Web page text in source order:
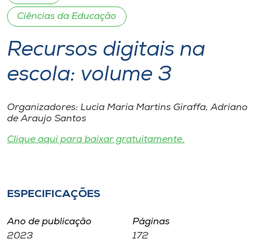
Cultura
CPA
Biblioteca
Editora
Museu
Unoesc
Store
Ciências da Educação
Recursos digitais na
escola: volume 3
Organizadores: Lucia Maria Martins Giraffa, Adriano
de Araujo Santos
Clique aqui para baixar gratuitamente.
ESPECIFICAÇÕES
Ano de publicação
2023
Páginas
172